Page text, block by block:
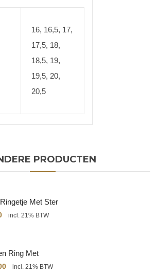
16, 16,5, 17,
17,5, 18,
18,5, 19,
19,5, 20,
20,5
PRODUCTEN
Met Ster
incl. 21% BTW
Ring Met
incl. 21% BTW